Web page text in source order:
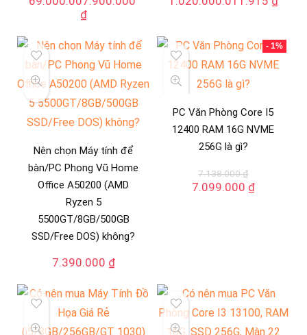
₫
Nên chọn Máy tính để
bàn/PC Phong Vũ Home
Office A50200 (AMD
Ryzen 5
5500GT/8GB/500GB
SSD/Free DOS) không?
7.390.000 ₫
- 1%
PC Văn Phòng Core I5
12400 RAM 16G NVME
256G là gì?
7.138.000₫
Giá
7.099.000 ₫Giá